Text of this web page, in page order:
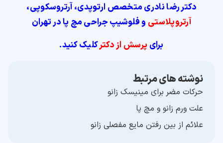
دکتر رضا نادری متخصص ارتوپدی، آرتروسکوپی،
آرتروپلاستی و فلوشیپ جراحی مچ پا در تهران
برای پرسش از دکترکلیک کنید.
نوشته های مرتبط
حرکات مضر برای مینیسک زانو
علت ورم زانو و مچ پا
علائم از بین رفتن مایع مفصلی زانو